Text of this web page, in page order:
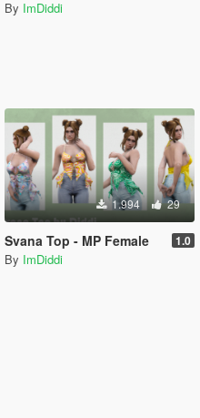
By ImDiddi
1.994 29
Svana Top - MP Female 1.0
By ImDiddi